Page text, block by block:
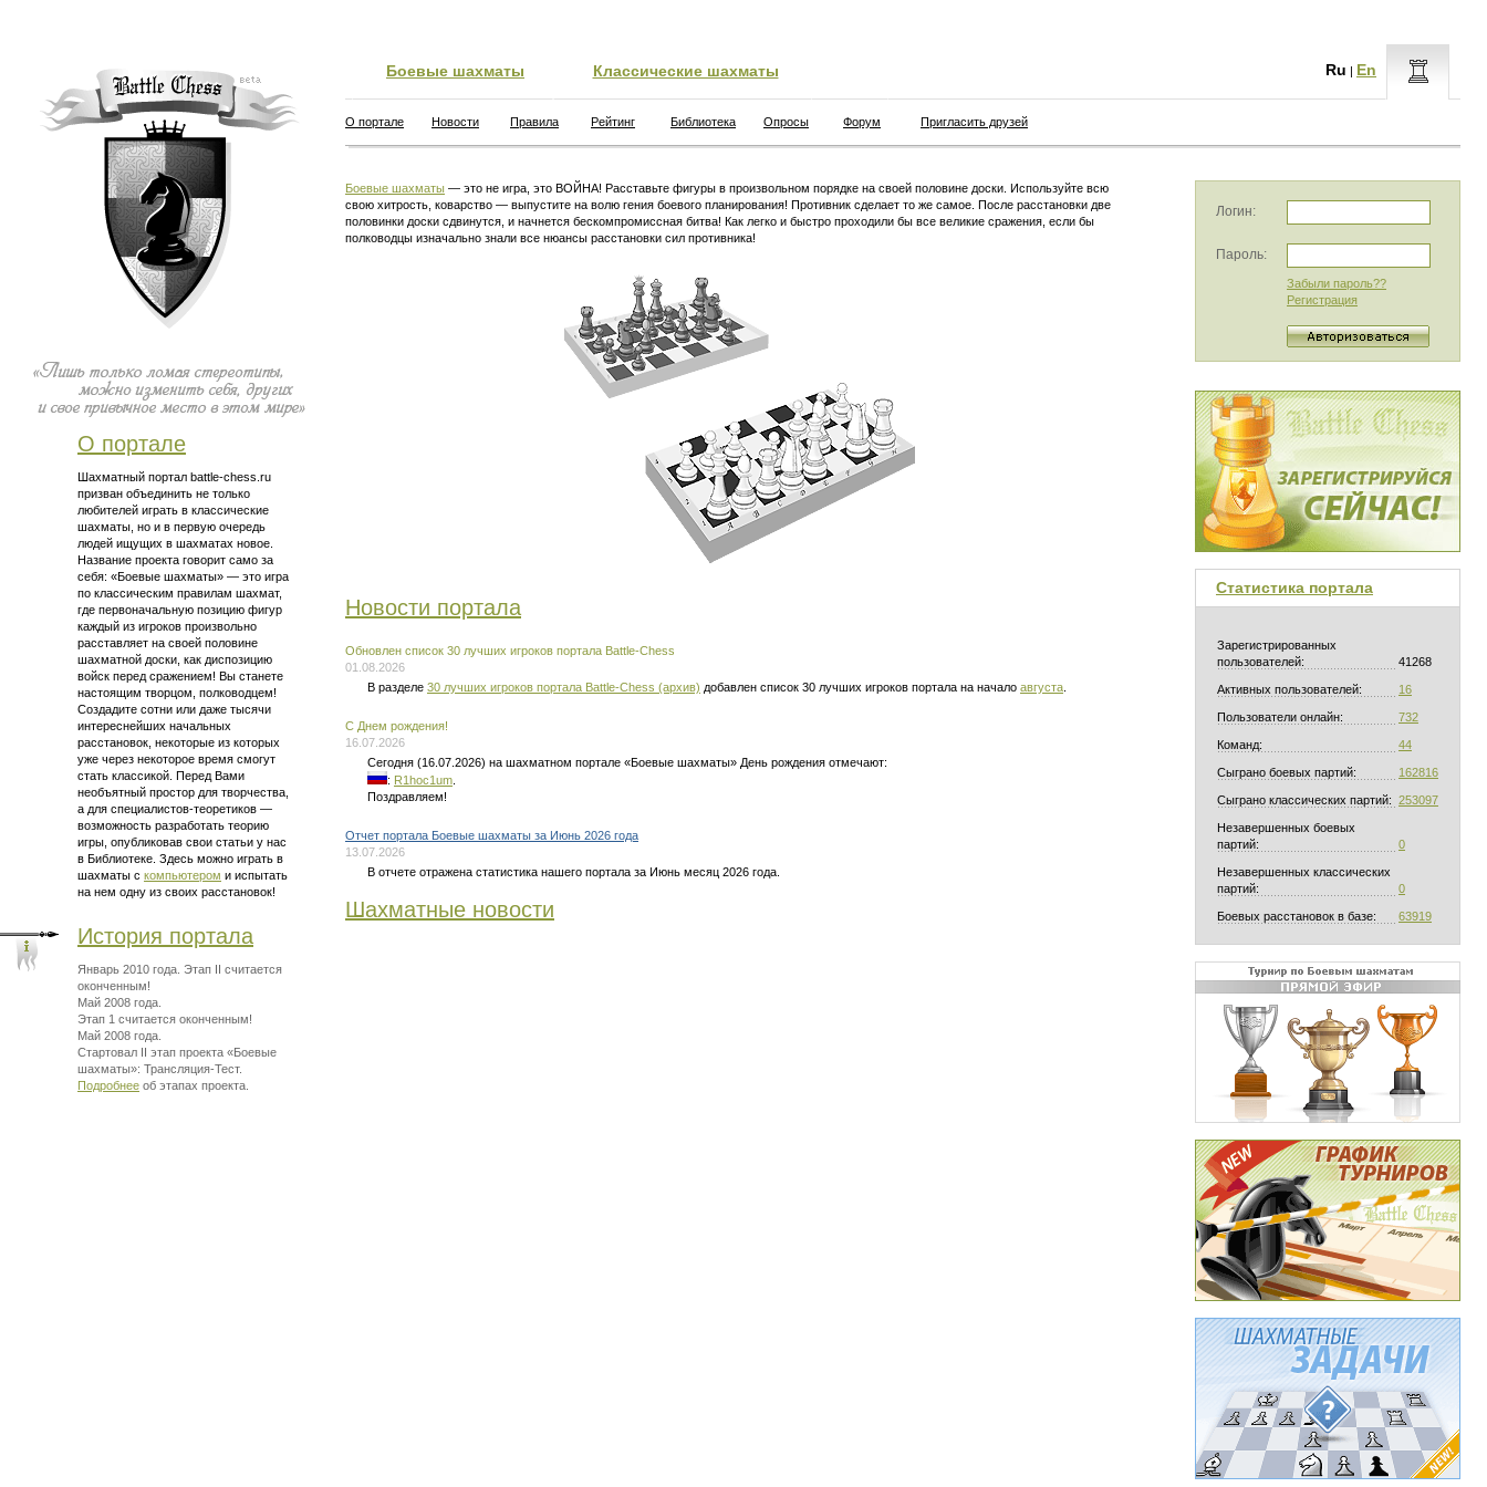
О портале
Шахматный портал battle-chess.ru
призван объединить не только
любителей играть в классические
шахматы, но и в первую очередь
людей ищущих в шахматах новое.
Название проекта говорит само за
себя: «Боевые шахматы» — это игра
по классическим правилам шахмат,
где первоначальную позицию фигур
каждый из игроков произвольно
расставляет на своей половине
шахматной доски, как диспозицию
войск перед сражением! Вы станете
настоящим творцом, полководцем!
Создадите сотни или даже тысячи
интереснейших начальных
расстановок, некоторые из которых
уже через некоторое время смогут
стать классикой. Перед Вами
необъятный простор для творчества,
а для специалистов-теоретиков —
возможность разработать теорию
игры, опубликовав свои статьи у нас
в Библиотеке. Здесь можно играть в
шахматы с компьютером и испытать
на нем одну из своих расстановок!
История портала
Январь 2010 года. Этап II считается
оконченным!
Май 2008 года.
Этап 1 считается оконченным!
Май 2008 года.
Стартовал II этап проекта «Боевые
шахматы»: Трансляция-Тест.
Подробнее об этапах проекта.
Боевые шахматы Классические шахматы Ru | En
О портале Новости Правила Рейтинг Библиотека Опросы Форум Пригласить друзей
Боевые шахматы — это не игра, это ВОЙНА! Расставьте фигуры в произвольном порядке на своей половине доски. Используйте всю
свою хитрость, коварство — выпустите на волю гения боевого планирования! Противник сделает то же самое. После расстановки две
половинки доски сдвинутся, и начнется бескомпромиссная битва! Как легко и быстро проходили бы все великие сражения, если бы
полководцы изначально знали все нюансы расстановки сил противника!
Новости портала
Обновлен список 30 лучших игроков портала Battle-Chess
01.08.2026
В разделе 30 лучших игроков портала Battle-Chess (архив) добавлен список 30 лучших игроков портала на начало августа
C Днем рождения!
16.07.2026
Сегодня (16.07.2026) на шахматном портале «Боевые шахматы» День рождения отмечают:
: R1hoc1um
Поздравляем!
Отчет портала Боевые шахматы за Июнь 2026 года
13.07.2026
В отчете отражена статистика нашего портала за Июнь месяц 2026 года.
Шахматные новости
Логин:
Пароль:
Забыли пароль??
Регистрация
Статистика портала
Зарегистрированных
пользователей:
41268
Активных пользователей: 16
Пользователи онлайн: 732
Команд: 44
Сыграно боевых партий: 162816
Сыграно классических партий: 253097
Незавершенных боевых
партий:
0
Незавершенных классических
партий:
0
Боевых расстановок в базе: 63919